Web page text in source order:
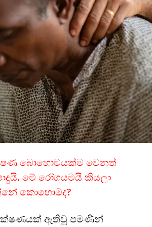
බොහොමයක්ම වෙනත්
මේ රෝගයමයි කියලා
කොහොමද?
ඇතිවූ පමණින්